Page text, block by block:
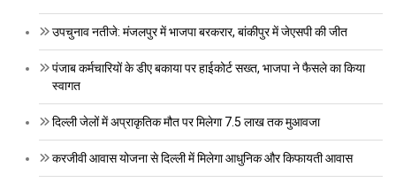
उपचुनाव नतीजे: मंजलपुर में भाजपा बरकरार, बांकीपुर में जेएसपी की जीत
पंजाब कर्मचारियों के डीए बकाया पर हाईकोर्ट सख्त, भाजपा ने फैसले का किया
स्वागत
दिल्ली जेलों में अप्राकृतिक मौत पर मिलेगा 7.5 लाख तक मुआवजा
करजीवी आवास योजना से दिल्ली में मिलेगा आधुनिक और किफायती आवास